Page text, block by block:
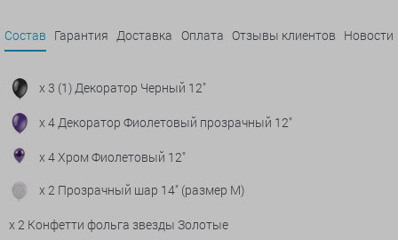
Состав Гарантия Доставка Оплата Отзывы клиентов Новости
x 3 (1) Декоратор Черный 12"
x 4 Декоратор Фиолетовый прозрачный 12"
x 4 Хром Фиолетовый 12"
x 2 Прозрачный шар 14" (размер М)
x 2 Конфетти фольга звезды Золотые